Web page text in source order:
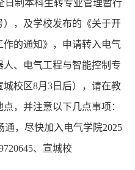
日制本科生转专业管理暂行
），及学校发布的《关于开
作的通知》，申请转入电气
、电气工程与智能控制专
校区8月3日后），请在教
，并注意以下几点事项：
，尽快加入电气学院2025
、宣城校